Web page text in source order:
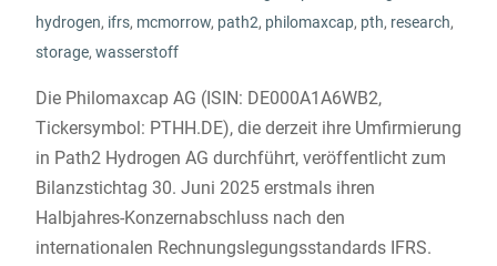
hydrogen, ifrs, mcmorrow, path2, philomaxcap, pth, research,
storage, wasserstoff
Die Philomaxcap AG (ISIN: DE000A1A6WB2,
Tickersymbol: PTHH.DE), die derzeit ihre Umfirmierung
in Path2 Hydrogen AG durchführt, veröffentlicht zum
Bilanzstichtag 30. Juni 2025 erstmals ihren
Halbjahres-Konzernabschluss nach den
internationalen Rechnungslegungsstandards IFRS.